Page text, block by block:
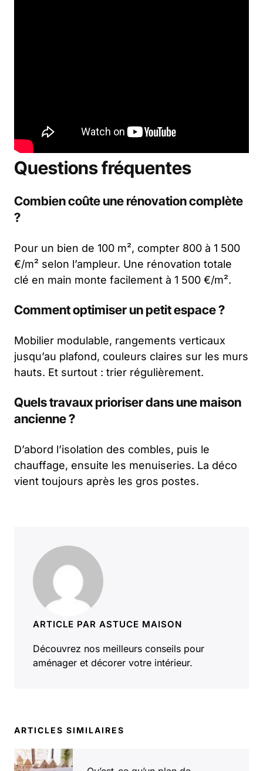
Questions fréquentes
Combien coûte une rénovation complète
?
Pour un bien de 100 m², compter 800 à 1 500
€/m² selon l’ampleur. Une rénovation totale
clé en main monte facilement à 1 500 €/m².
Comment optimiser un petit espace ?
Mobilier modulable, rangements verticaux
jusqu’au plafond, couleurs claires sur les murs
hauts. Et surtout : trier régulièrement.
Quels travaux prioriser dans une maison
ancienne ?
D’abord l’isolation des combles, puis le
chauffage, ensuite les menuiseries. La déco
vient toujours après les gros postes.
ARTICLE PAR ASTUCE MAISON
Découvrez nos meilleurs conseils pour
aménager et décorer votre intérieur.
ARTICLES SIMILAIRES